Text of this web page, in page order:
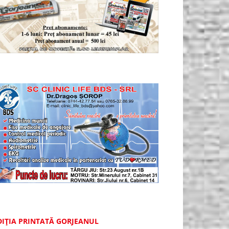
PRINTATĂ GORJEANUL